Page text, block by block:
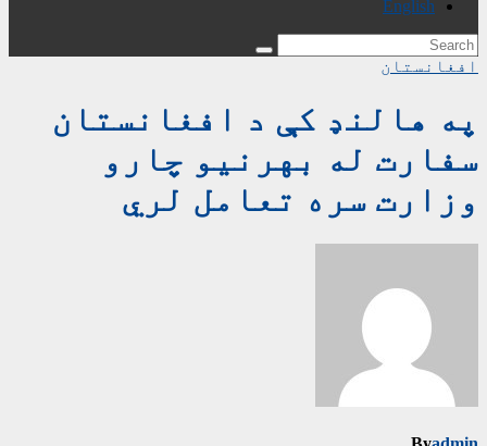
English
افغانستان
په هالنډ کې د افغانستان
سفارت له بهرنیو چارو
وزارت سره تعامل لري